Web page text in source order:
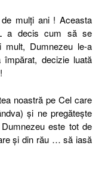
mulţi ani ! Aceasta
a decis cum să se
mult, Dumnezeu le-a
decizie luată
noastră pe Cel care
şi ne pregăteşte
este tot de
şi din rău … să iasă